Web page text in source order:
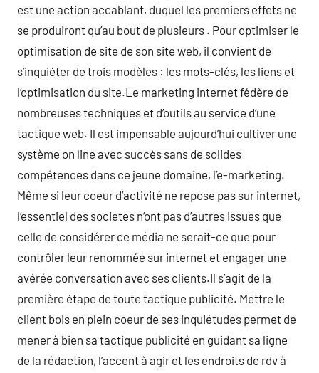
est une action accablant, duquel les premiers effets ne
se produiront qu’au bout de plusieurs . Pour optimiser le
optimisation de site de son site web, il convient de
s’inquiéter de trois modèles : les mots-clés, les liens et
l’optimisation du site.Le marketing internet fédère de
nombreuses techniques et d’outils au service d’une
tactique web. Il est impensable aujourd’hui cultiver une
système on line avec succès sans de solides
compétences dans ce jeune domaine, l’e-marketing.
Même si leur coeur d’activité ne repose pas sur internet,
l’essentiel des societes n’ont pas d’autres issues que
celle de considérer ce média ne serait-ce que pour
contrôler leur renommée sur internet et engager une
avérée conversation avec ses clients.Il s’agit de la
première étape de toute tactique publicité. Mettre le
client bois en plein coeur de ses inquiétudes permet de
mener à bien sa tactique publicité en guidant sa ligne
de la rédaction, l’accent à agir et les endroits de rdv à